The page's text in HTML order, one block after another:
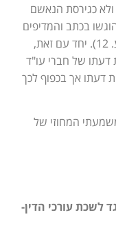
כגירסת הנאשם
בכתב והמדיפים
ריחות של זילזול בוטה כלפי חבר למקצוע. 12). יחד עם זאת,
דעתו של חברי עו"ד
דעתו אך בכפוף לכך
|בית הדין המשמעתי המחוזי של
נגד לשכת עורכי הדין-